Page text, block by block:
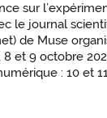
sur
le journal
de Muse
et 9 octobre
: 10 et